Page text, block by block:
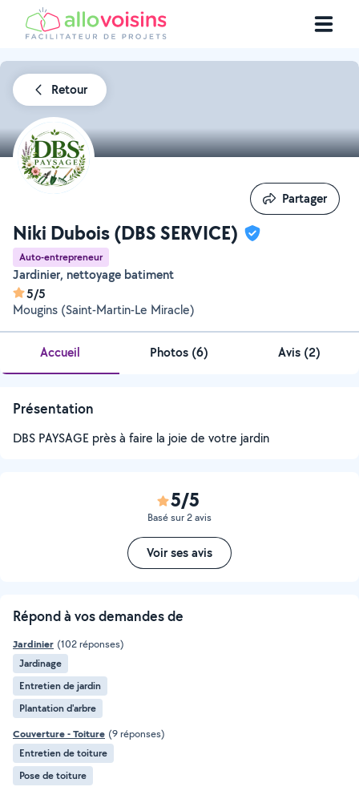
Retour
Niki Dubois (DBS SERVICE)
Auto-entrepreneur
Jardinier, nettoyage batiment
5/5
Mougins (Saint-Martin-Le Miracle)
Partager
Partager
Accueil Photos (6) Avis (2)
Présentation
DBS PAYSAGE près à faire la joie de votre jardin
5/5
Basé sur 2 avis
Voir ses avis
Répond à vos demandes de
Jardinier (102 réponses)
Jardinage
Entretien de jardin
Plantation d'arbre
Couverture - Toiture (9 réponses)
Entretien de toiture
Pose de toiture